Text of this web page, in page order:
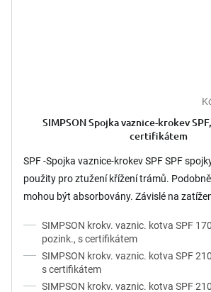
SIMPSON Spojka vaznice-krokev
certifikátem
SPF -Spojka vaznice-krokev SPF SPF
použity pro ztužení křížení trámů.
mohou být absorbovány. Závislé na
SIMPSON krokv. vaznic. kotva SPF
pozink., s certifikátem
SIMPSON krokv. vaznic. kotva SPF
s certifikátem
SIMPSON krokv. vaznic. kotva SPF